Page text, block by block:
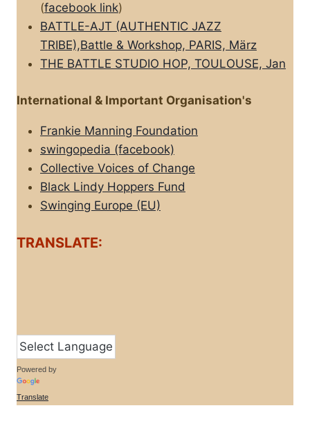
(facebook link)
BATTLE-AJT (AUTHENTIC JAZZ
TRIBE),Battle & Workshop, PARIS, März
THE BATTLE STUDIO HOP, TOULOUSE, Jan
International & Important Organisation's
Frankie Manning Foundation
swingopedia (facebook)
Collective Voices of Change
Black Lindy Hoppers Fund
Swinging Europe (EU)
TRANSLATE:
Powered by
Translate